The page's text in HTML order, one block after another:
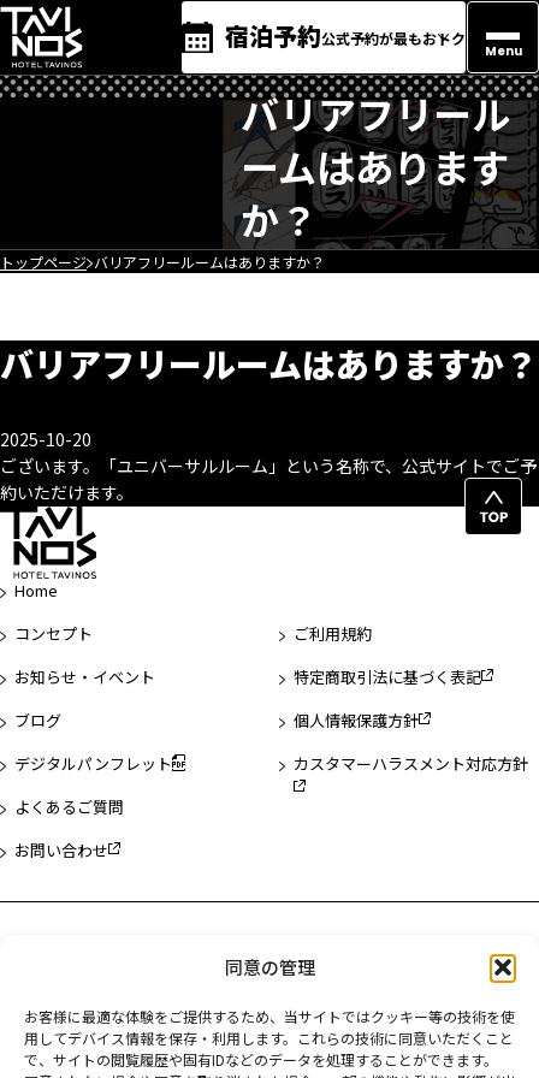
同意の管理
お客様に最適な体験をご提供するため、当サイトではクッキー等の技術を使
用してデバイス情報を保存・利用します。これらの技術に同意いただくこと
で、サイトの閲覧履歴や固有IDなどのデータを処理することができます。
宿泊予約公式予約が最もおトク
Menu
バリアフリール
ームはあります
か？
トップページ バリアフリールームはありますか？
バリアフリールームはありますか？
2025-10-20
ございます。「ユニバーサルルーム」という名称で、公式サイトでご予
約いただけます。
ペ
Home
コンセプト
お知らせ・イベント
ブログ
デジタルパンフレット
よくあるご質問
お問い合わせ
ご利用規約
特定商取引法に基づく表記
個人情報保護方針
カスタマーハラスメント対応方針
ホテルタビノス浜松町